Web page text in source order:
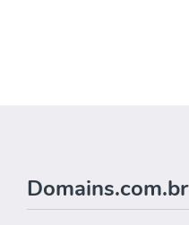
Domains.com.br